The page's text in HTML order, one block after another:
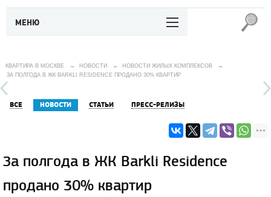
МЕНЮ
КВАРТИРА В МОСКВЕ → НОВОСТИ → НОВОСТИ ЖИЛЫХ КОМПЛЕКСОВ
→
ЗА ПОЛГОДА В ЖК BARKLI RESIDENCE ПРОДАНО 30% КВАРТИР
ВСЕ НОВОСТИ СТАТЬИ ПРЕСС-РЕЛИЗЫ
За полгода в ЖК Barkli Residence
продано 30% квартир